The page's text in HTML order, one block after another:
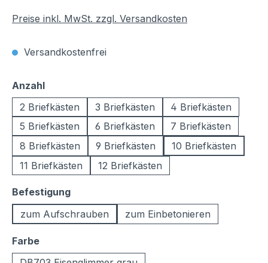
Preise inkl. MwSt. zzgl. Versandkosten
Versandkostenfrei
Anzahlauswählen
2 Briefkästen
3 Briefkästen
4 Briefkästen
5 Briefkästen
6 Briefkästen
7 Briefkästen
8 Briefkästen
9 Briefkästen
10 Briefkästen
11 Briefkästen
12 Briefkästen
Befestigungauswählen
zum Aufschrauben
zum Einbetonieren
Farbeauswählen